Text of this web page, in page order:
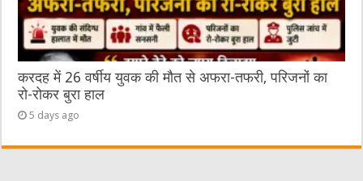
करदह में 26 वर्षीय युवक की मौत से अफरा-तफरी, परिजनों का
रो-रोकर बुरा हाल
5 days ago